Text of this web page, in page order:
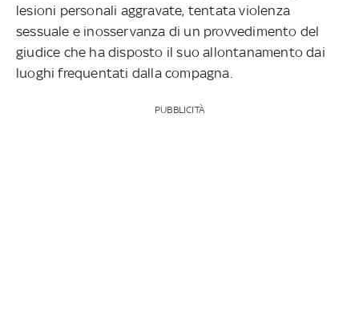
lesioni personali aggravate, tentata violenza
sessuale e inosservanza di un provvedimento del
giudice che ha disposto il suo allontanamento dai
luoghi frequentati dalla compagna.
PUBBLICITÀ